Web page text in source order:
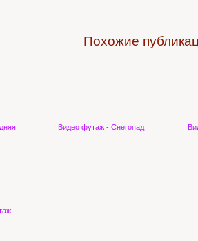
Похожие
Видео футаж - Снегопад
-